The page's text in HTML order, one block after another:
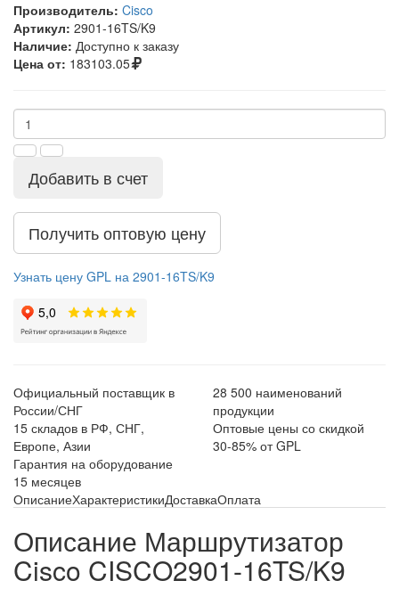
Производитель: Cisco
Артикул: 2901-16TS/K9
Наличие: Доступно к заказу
Цена от: 183103.05
Добавить в счет
Получить оптовую цену
Узнать цену GPL на 2901-16TS/K9
Официальный поставщик в
России/СНГ
28 500 наименований
продукции
15 складов в РФ, СНГ,
Европе, Азии
Оптовые цены со скидкой
30-85% от GPL
Гарантия на оборудование
15 месяцев
ОписаниеХарактеристикиДоставкаОплата
Описание Маршрутизатор
Cisco CISCO2901-16TS/K9